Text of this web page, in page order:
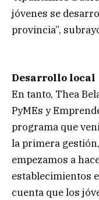
jóvenes se
provincia”,
Desarrollo local
En tanto, Thea
PyMEs y
programa que
la primera
empezamos a
establecimientos
cuenta que los